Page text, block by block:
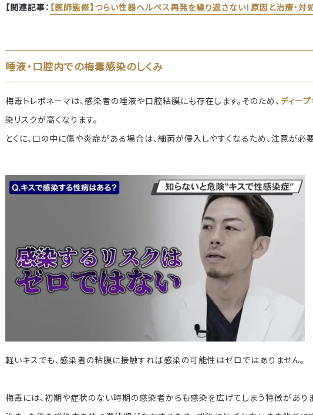
【関連記事： 【医師監修】つらい性器ヘルペス再発を繰り返さない！原因と治療・対
唾液・口腔内での梅毒感染のしくみ
梅毒トレポネーマは、感染者の唾液や口腔粘膜にも存在します。そのため、 ディー
染リスクが高くなります。
とくに、口の中に傷や炎症がある場合は、細菌が侵入しやすくなるため、注意が必要
軽いキスでも、感染者の粘膜に接触すれば感染の可能性はゼロではありません。
梅毒には、初期や症状のない時期の感染者からも感染を広げてしまう特徴があり